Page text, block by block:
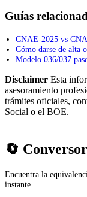
Guías
CNAE-2025 vs
Cómo darse de alta
Modelo 036/037
Disclaimer Esta
asesoramiento
trámites oficiales,
Social o el BOE.
🔄
Encuentra la
instante.